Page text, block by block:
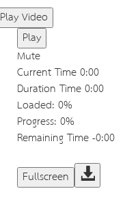
Play Video
Play
Mute
Current Time0:00
Duration Time0:00
Loaded: 0%
Progress: 0%
Remaining Time-0:00
Fullscreen